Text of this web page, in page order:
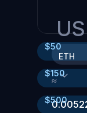
ETH
≈
$50
$150
$500